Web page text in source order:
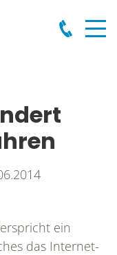
ein
das Internet-